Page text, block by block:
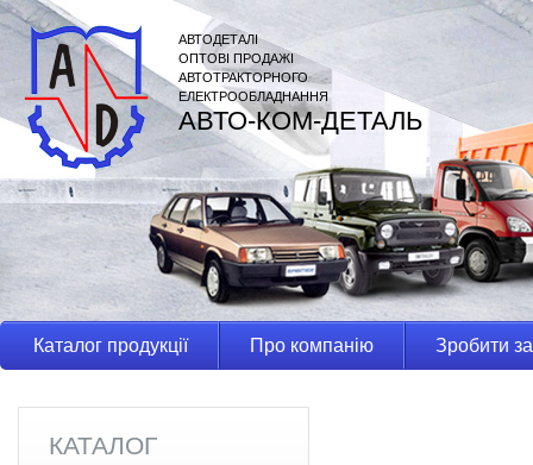
АВТОДЕТАЛІ
ОПТОВІ ПРОДАЖІ
АВТОТРАКТОРНОГО
ЕЛЕКТРООБЛАДНАННЯ
АВТО-КОМ-ДЕТАЛЬ
Каталог продукції Про компанію Зробити
КАТАЛОГ